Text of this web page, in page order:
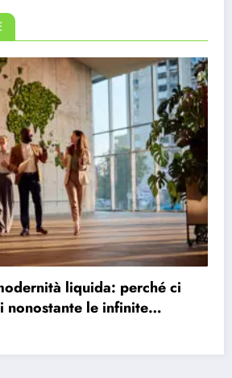
il capitalismo è imperfetto, ma